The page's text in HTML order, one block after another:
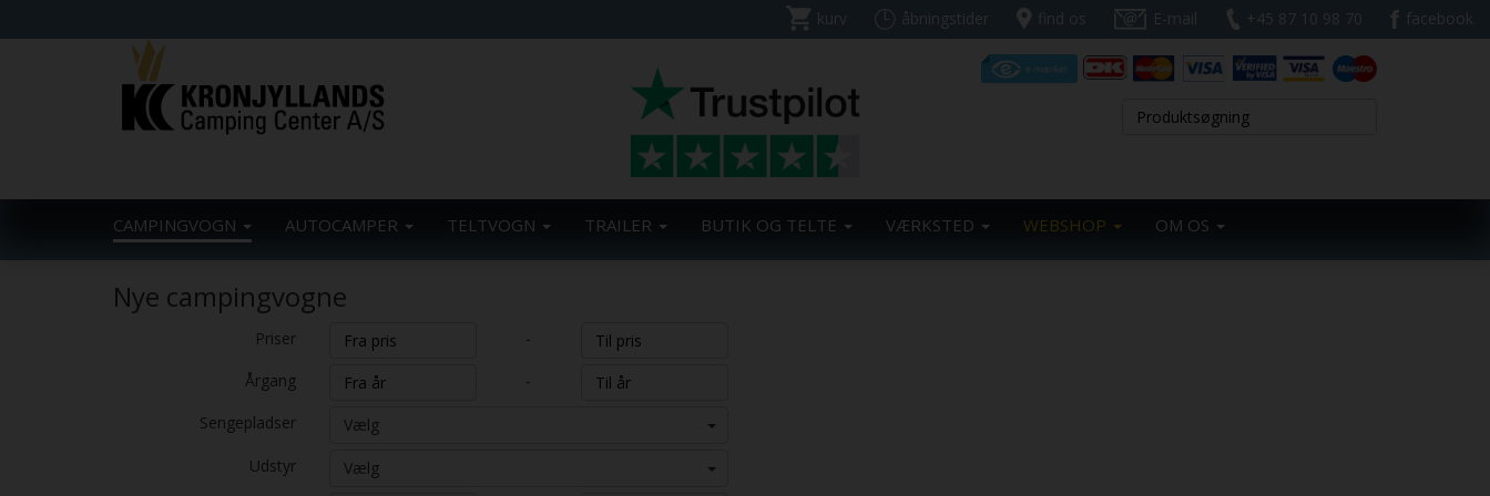
kurv åbningstider find os E-mail +45 87 10 98 70 facebook
CAMPINGVOGN AUTOCAMPER TELTVOGN TRAILER BUTIK OG TELTE VÆRKSTED WEBSHOP OM OS
Nye campingvogne
Priser
-
Årgang
-
Sengepladser
Vælg
Udstyr
Vælg